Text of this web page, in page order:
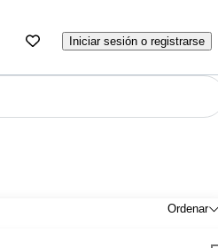
Iniciar sesión o registrarse
Ordenar